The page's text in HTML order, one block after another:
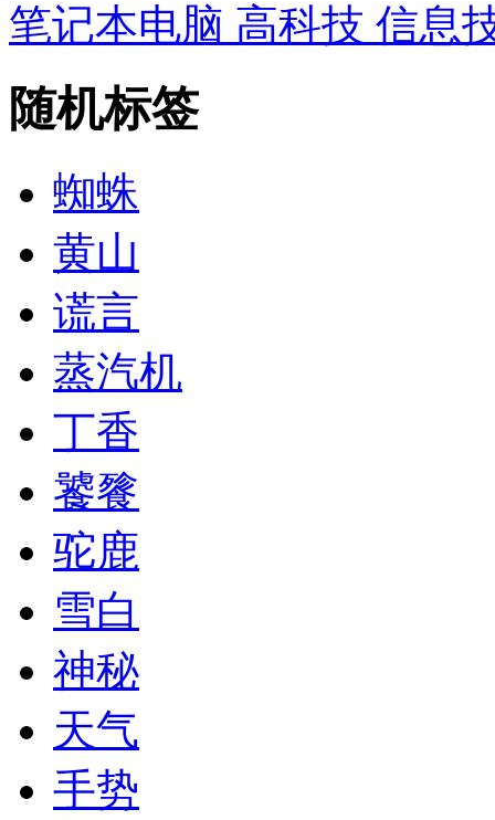
笔记本电脑 高科技 信息
随机标签
蜘蛛
黄山
谎言
蒸汽机
丁香
饕餮
驼鹿
雪白
神秘
天气
手势